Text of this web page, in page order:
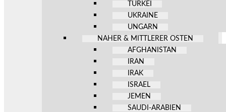
TÜRKEI
UKRAINE
UNGARN
NAHER & MITTLERER OSTEN
AFGHANISTAN
IRAN
IRAK
ISRAEL
JEMEN
SAUDI-ARABIEN